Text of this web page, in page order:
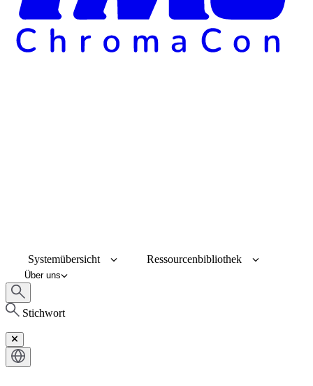
Systemübersicht Ressourcenbibliothek
Über uns
Stichwort